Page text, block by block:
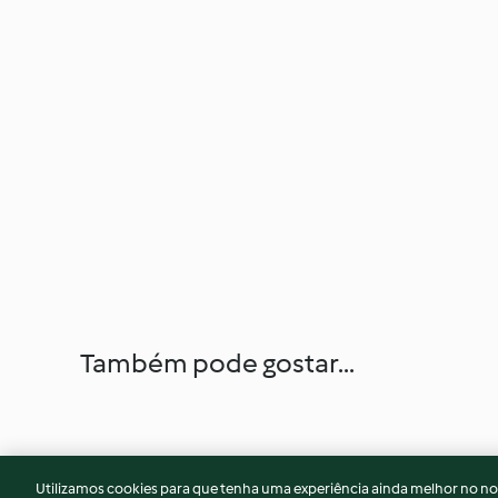
Também pode gostar...
Utilizamos cookies para que tenha uma experiência ainda melhor no